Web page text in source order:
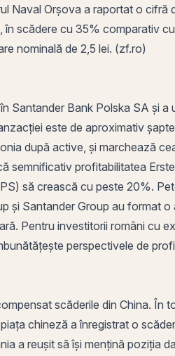
Naval Orșova a raportat o cifră
în scădere cu 35% comparativ
nominală de 2,5 lei. (zf.ro)
Santander Bank Polska SA și a
este de aproximativ
după active, și marchează
semnificativ profitabilitatea
să crească cu peste 20%.
și Santander Group au format
Pentru investitorii români cu
perspectivele de
scăderile din China. În
chineză a înregistrat o
a reușit să își mențină poziția